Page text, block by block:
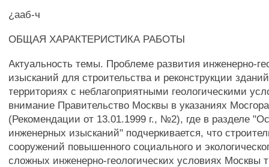
¿ааб-ч
ОБЩАЯ ХАРАКТЕРИСТИКА РАБОТЫ
Актуальность темы. Проблеме развития инженерно-
изысканий для строительства и реконструкции
территориях с неблагоприятными геологическими
внимание Правительство Москвы в указаниях
(Рекомендации от 13.01.1999 г., №2), где в разделе
инженерных изысканий" подчеркивается, что
сооружений повышенного социального и
сложных инженерно-геологических условиях Москвы